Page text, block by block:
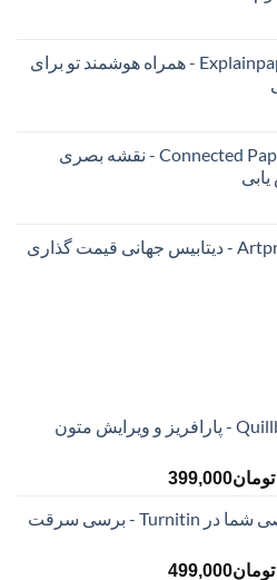
اکانت پرمیوم Explainpaper - همراه هوشمند تو برای
اکانت پرمیوم Connected Papers - نقشه بصری
اکانت پرمیوم Artprice - دیتابیس جهانی قیمت ‌گذاری
اکانت پرمیوم Quillbot - پارافریز و ویرایش متون
تومان399,000محدوده
تومان145,000
تومان399,000
شارژ اکانت شخصی شما در Turnitin - برسی سرقت
تومان499,000محدوده